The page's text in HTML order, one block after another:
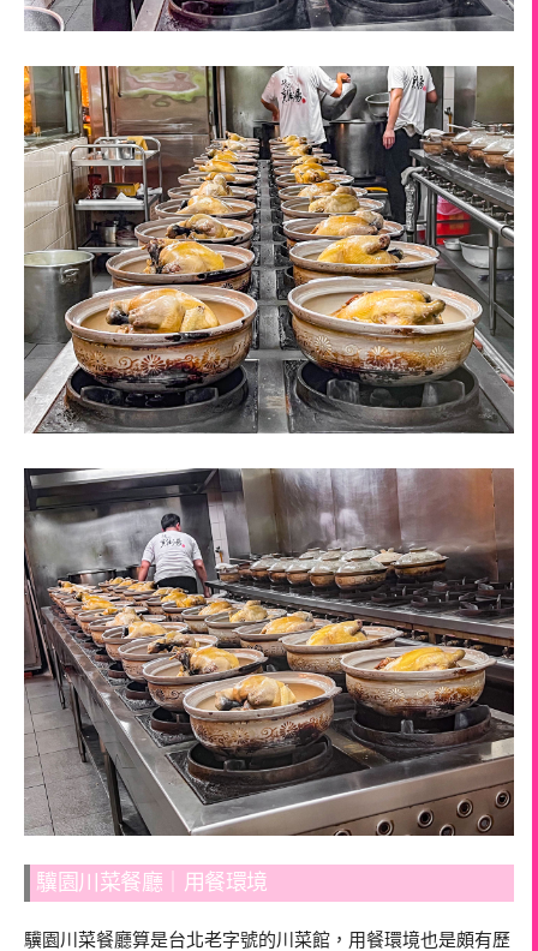
驥園川菜餐廳｜用餐環境
驥園川菜餐廳算是台北老字號的川菜館，用餐環境也是頗有歷